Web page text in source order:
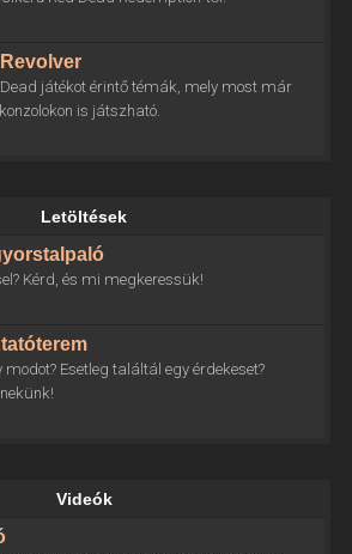
Dead játékot érintő témák, mely most már
is játszható.
Letöltések
Kérd, és mi megkeressük!
modot? Esetleg találtál egy érdekeset?
Videók